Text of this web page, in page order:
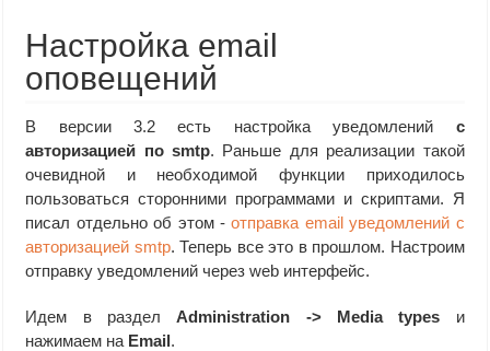
Настройка email
оповещений
В версии 3.2 есть настройка уведомлений с
авторизацией по smtp. Раньше для реализации такой
очевидной и необходимой функции приходилось
пользоваться сторонними программами и скриптами. Я
писал отдельно об этом -отправка email уведомлений с
авторизацией smtp. Теперь все это в прошлом. Настроим
отправку уведомлений через web интерфейс.
Идем в разделAdministration -> Media types и
нажимаем на Email.